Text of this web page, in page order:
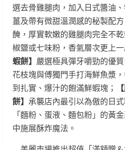
選去骨雞腿肉，加入日式醬油
薑及帶有微甜溫潤感的秘製配
醃，厚實軟嫩的雞腿肉完全不
椒鹽或七味粉，香氣層次更上一
蝦餅】 嚴選極具彈牙嚼勁的優
花枝塊與傅獨門手打海鮮魚漿
到扎實、爆汁的飽滿鮮蝦塊；
餅】 承襲店內最引以為傲的日
「麵粉、蛋液、麵包粉」的黃
中施展酥炸魔法。